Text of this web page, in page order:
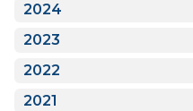
2024
2023
2022
2021